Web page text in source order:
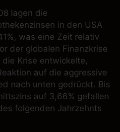
lagen die
in den USA
was eine Zeit relativ
der globalen Finanzkrise
Krise entwickelte,
auf die aggressive
nach unten gedrückt. Bis
auf 3,66% gefallen
folgenden Jahrzehnts